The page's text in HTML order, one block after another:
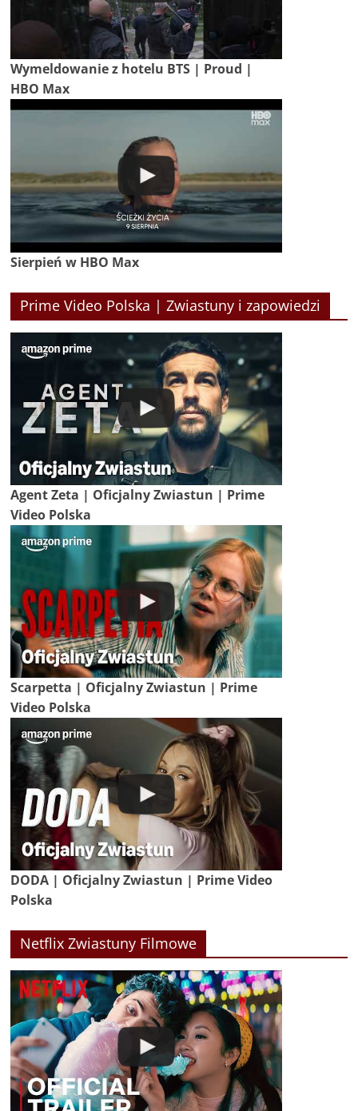
Wymeldowanie z hotelu BTS | Proud |
HBO Max
Sierpień w HBO Max
Prime Video Polska | Zwiastuny i zapowiedzi
Agent Zeta | Oficjalny Zwiastun | Prime
Video Polska
Scarpetta | Oficjalny Zwiastun | Prime
Video Polska
DODA | Oficjalny Zwiastun | Prime Video
Polska
Netflix Zwiastuny Filmowe